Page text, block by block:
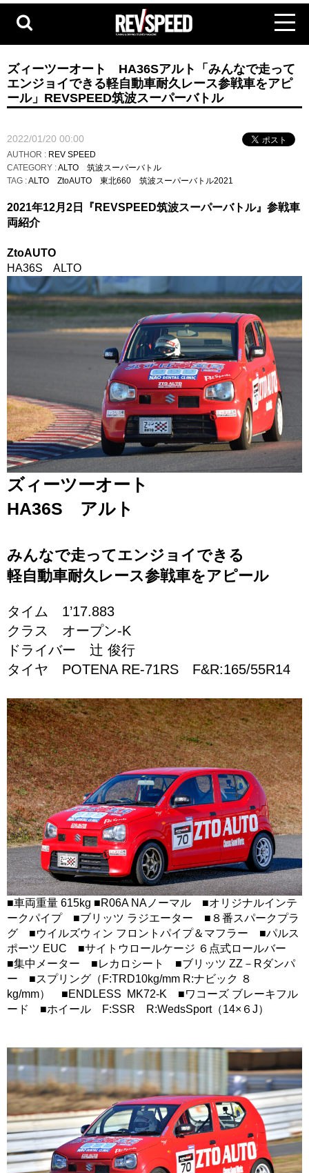
ズィーツーオート HA36Sアルト「みんなで走って
エンジョイできる軽自動車耐久レース参戦車をアピ
ール」REVSPEED筑波スーパーバトル
2022/01/20 00:00
AUTHOR : REV SPEED
CATEGORY :ALTO
筑波スーパーバトル
TAG :ALTO ZtoAUTO 東北660 筑波スーパーバトル2021
2021年12月2日『REVSPEED筑波スーパーバトル』参戦車
両紹介
ZtoAUTO
HA36S ALTO
ズィーツーオート
HA36S アルト
みんなで走ってエンジョイできる
軽自動車耐久レース参戦車をアピール
タイム 1’17.883
クラス オープン-K
ドライバー 辻 俊行
タイヤ POTENA RE-71RS F&R:165/55R14
■車両重量 615kg ■R06A NAノーマル ■オリジナルインテ
ークパイプ ■ブリッツ ラジエーター ■８番スパークプラ
グ ■ウイルズウィン フロントパイプ＆マフラー ■パルス
ポーツ EUC ■サイトウロールケージ ６点式ロールバー
■集中メーター ■レカロシート ■ブリッツ ZZ－Rダンパ
ー ■スプリング（F:TRD10kg/mm R:ナビック ８
kg/mm） ■ENDLESS MK72-K ■ワコーズ ブレーキフル
ード ■ホイール F:SSR R:WedsSport（14×６J）